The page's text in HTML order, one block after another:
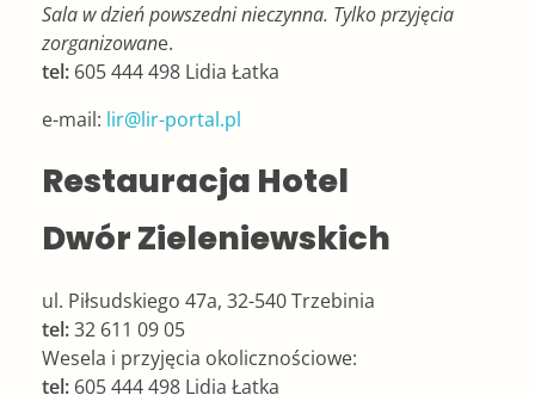
Sala w dzień powszedni nieczynna. Tylko przyjęcia
zorganizowane.
tel: 605 444 498 Lidia Łatka
e-mail: lir@lir-portal.pl
Restauracja Hotel
Dwór Zieleniewskich
ul. Piłsudskiego 47a, 32-540 Trzebinia
tel:32 611 09 05
Wesela i przyjęcia okolicznościowe:
tel: 605 444 498 Lidia Łatka